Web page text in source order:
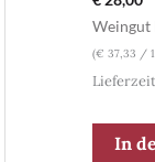
Weingut
(€ 37,33 /
In